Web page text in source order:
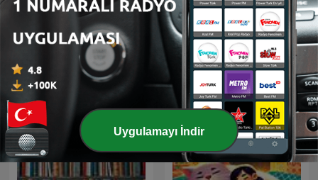
Horror Stories The Archers
Uygulamayı İndir